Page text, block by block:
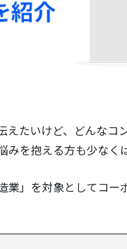
たいけど、どんな
を抱える方も少なく
」を対象としてコ